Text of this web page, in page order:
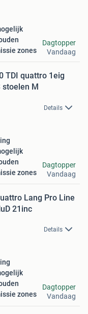
zones
Dagtopper
Vandaag
TDI quattro 1eig
stoelen M
Details
zones
Dagtopper
Vandaag
Lang Pro Line
21inc
Details
zones
Dagtopper
Vandaag